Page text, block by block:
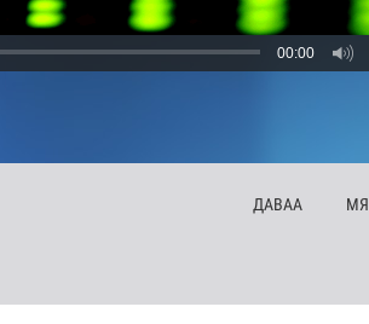
00:00
ДАВАА МЯ